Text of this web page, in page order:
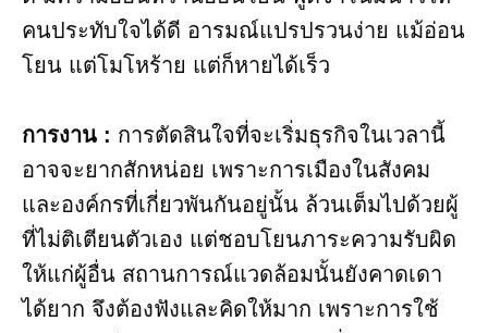
คนประทับใจได้ดี อารมณ์แปรปรวนง่าย แม้อ่อน
โยน แต่โมโหร้าย แต่ก็หายได้เร็ว
การงาน​ : การตัดสินใจที่จะเริ่มธุรกิจในเวลานี้
อาจจะยากสักหน่อย เพราะการเมืองในสังคม
และองค์กรที่เกี่ยวพันกันอยู่นั้น ล้วนเต็มไปด้วยผู้
ที่ไม่ติเตียนตัวเอง แต่ชอบโยนภาระความรับผิด
ให้แก่ผู้อื่น สถานการณ์แวดล้อมนั้นยังคาดเดา
ได้ยาก จึงต้องฟังและคิดให้มาก เพราะการใช้